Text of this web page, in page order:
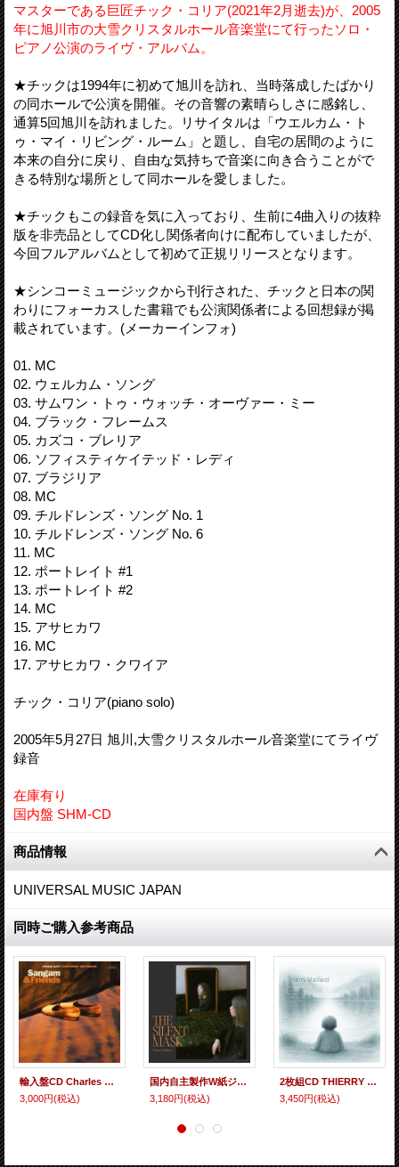
マスターである巨匠チック・コリア(2021年2月逝去)が、2005
年に旭川市の大雪クリスタルホール音楽堂にて行ったソロ・
ピアノ公演のライヴ・アルバム。
★チックは1994年に初めて旭川を訪れ、当時落成したばかり
の同ホールで公演を開催。その音響の素晴らしさに感銘し、
通算5回旭川を訪れました。リサイタルは「ウエルカム・ト
ゥ・マイ・リビング・ルーム」と題し、自宅の居間のように
本来の自分に戻り、自由な気持ちで音楽に向き合うことがで
きる特別な場所として同ホールを愛しました。
★チックもこの録音を気に入っており、生前に4曲入りの抜粋
版を非売品としてCD化し関係者向けに配布していましたが、
今回フルアルバムとして初めて正規リリースとなります。
★シンコーミュージックから刊行された、チックと日本の関
わりにフォーカスした書籍でも公演関係者による回想録が掲
載されています。(メーカーインフォ)
01. MC
02. ウェルカム・ソング
03. サムワン・トゥ・ウォッチ・オーヴァー・ミー
04. ブラック・フレームス
05. カズコ・ブレリア
06. ソフィスティケイテッド・レディ
07. ブラジリア
08. MC
09. チルドレンズ・ソング No. 1
10. チルドレンズ・ソング No. 6
11. MC
12. ポートレイト #1
13. ポートレイト #2
14. MC
15. アサヒカワ
16. MC
17. アサヒカワ・クワイア
チック・コリア(piano solo)
2005年5月27日 旭川,大雪クリスタルホール音楽堂にてライヴ
録音
在庫有り
国内盤 SHM-CD
商品情報
UNIVERSAL MUSIC JAPAN
同時ご購入参考商品
輸入盤CD Charles Lloyd チャールス・ロイド / Sangam & Friendsムンバイの夜から15年―伝説のトリオ「サンガム」の未完成音源が今、蘇る。エキゾチック・ジャズの結実
3,000円(税込)
国内自主製作W紙ジャケット仕様CD 平倉 初音 HATSUNE HIRAKURA / THE SILENT MASK サイレントマスク 苦味走った硬派で強固なシブ〜い60年代新主流サウンド似のストイシズム溢れる骨太ハード・バップ名演が連続する壮快作!
3,180円(税込)
2枚組CD THIERRY MAILLARD ティエリ・マイヤール / No More She Is マイヤールの心情的ピアノと、ステファン・ベルモンドの伸びやかなトランペット、欧州ジャズファン注目のエレジー
3,450円(税込)